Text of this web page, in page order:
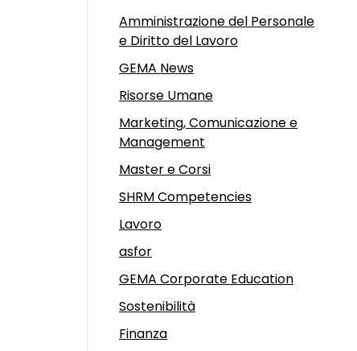
Amministrazione del Personale
e Diritto del Lavoro
GEMA News
Risorse Umane
Marketing, Comunicazione e
Management
Master e Corsi
SHRM Competencies
Lavoro
asfor
GEMA Corporate Education
Sostenibilità
Finanza